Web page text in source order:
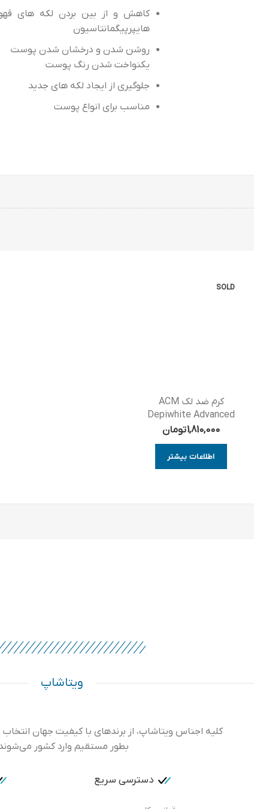
کاهش و از بین بردن لکه های
هایپرپیگمانتاسیون
روشن شدن و درخشان شدن پوست
یکنواخت شدن رنگ پوست
جلوگیری از ایجاد لکه های جدید
مناسب برای انواع پوست
SOLD
کرم ضد لک ACM
Depiwhite Advanced
1,810,000تومان
اطلاعات بیشتر
ویتاشاپ
کلیه اجناس ویتاشاپ، از برندهای با کیفیت جهان
بطور مستقیم وارد کشور
دسترسی سریع